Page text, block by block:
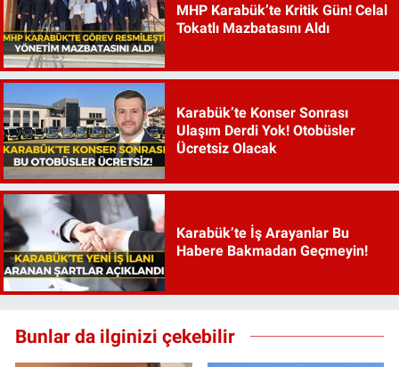
MHP Karabük’te Kritik Gün! Celal
Tokatlı Mazbatasını Aldı
Karabük’te Konser Sonrası
Ulaşım Derdi Yok! Otobüsler
Ücretsiz Olacak
Karabük’te İş Arayanlar Bu
Habere Bakmadan Geçmeyin!
Bunlar da ilginizi çekebilir